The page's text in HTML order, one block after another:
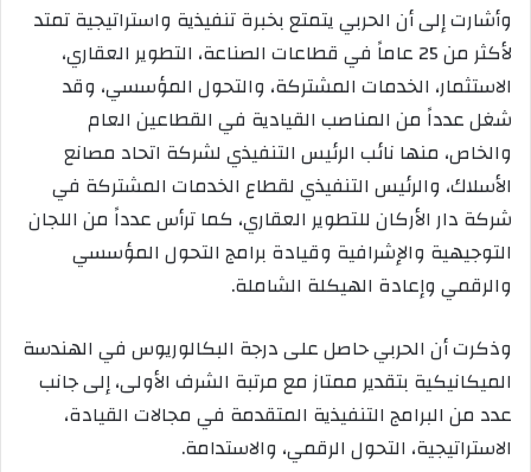
وأشارت إلى أن الحربي يتمتع بخبرة تنفيذية واستراتيجية تمتد
لأكثر من 25 عاماً في قطاعات الصناعة، التطوير العقاري،
الاستثمار، الخدمات المشتركة، والتحول المؤسسي، وقد
شغل عدداً من المناصب القيادية في القطاعين العام
والخاص، منها نائب الرئيس التنفيذي لشركة اتحاد مصانع
الأسلاك، والرئيس التنفيذي لقطاع الخدمات المشتركة في
شركة دار الأركان للتطوير العقاري، كما ترأس عدداً من اللجان
التوجيهية والإشرافية وقيادة برامج التحول المؤسسي
والرقمي وإعادة الهيكلة الشاملة.
وذكرت أن الحربي حاصل على درجة البكالوريوس في الهندسة
الميكانيكية بتقدير ممتاز مع مرتبة الشرف الأولى، إلى جانب
عدد من البرامج التنفيذية المتقدمة في مجالات القيادة،
الاستراتيجية، التحول الرقمي، والاستدامة.